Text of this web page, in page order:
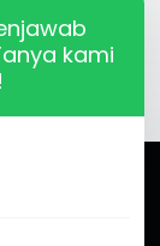
kami